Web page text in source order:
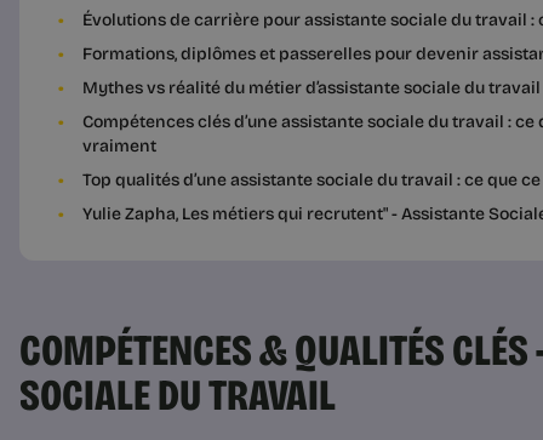
Évolutions de carrière pour assistante sociale du travail
Formations, diplômes et passerelles pour devenir
Mythes vs réalité du métier d’assistante sociale du
Compétences clés d’une assistante sociale du travail :
vraiment
Top qualités d’une assistante sociale du travail : ce que
Yulie Zapha, Les métiers qui recrutent" - Assistante
COMPÉTENCES & QUALITÉS
SOCIALE DU TRAVAIL